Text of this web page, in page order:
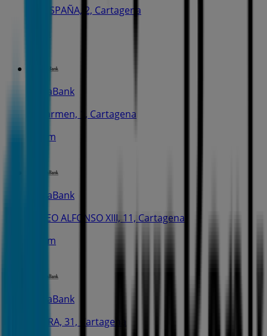
PL. ESPAÑA, 2, Cartagena
CaixaBank
C. Carmen, 1, Cartagena
316 m
CaixaBank
PASEO ALFONSO XIII, 11, Cartagena
352 m
CaixaBank
C. JARA, 31, Cartagena